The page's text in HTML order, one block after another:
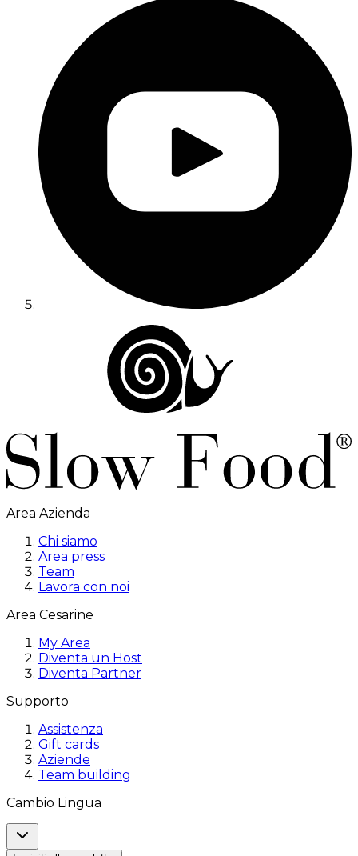
Area Azienda
Chi siamo
Area press
Team
Lavora con noi
Area Cesarine
My Area
Diventa un Host
Diventa Partner
Supporto
Assistenza
Gift cards
Aziende
Team building
Cambio Lingua